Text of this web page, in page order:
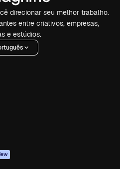
direcionar seu melhor trabalho.
entre criativos, empresas,
e estúdios.